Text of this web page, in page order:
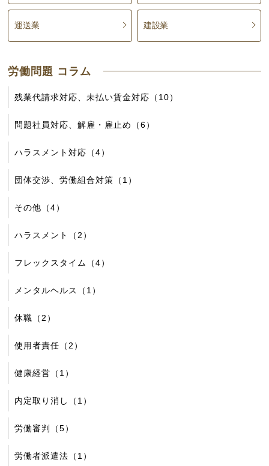
運送業 建設業
労働問題 コラム
残業代請求対応、未払い賃金対応（10）
問題社員対応、解雇・雇止め（6）
ハラスメント対応（4）
団体交渉、労働組合対策（1）
その他（4）
ハラスメント（2）
フレックスタイム（4）
メンタルヘルス（1）
休職（2）
使用者責任（2）
健康経営（1）
内定取り消し（1）
労働審判（5）
労働者派遣法（1）